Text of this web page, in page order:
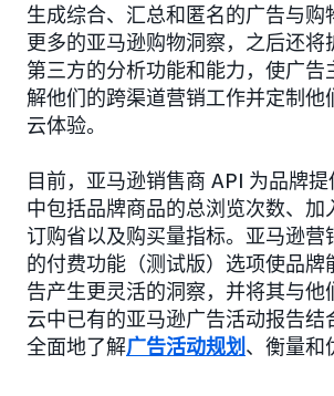
生成综合、汇总和匿名的广告与购
更多的亚马逊购物洞察，之后还将
第三方的分析功能和能力，使广告
解他们的跨渠道营销工作并定制他
云体验。
目前，亚马逊销售商 API 为品牌
中包括品牌商品的总浏览次数、加
订购省以及购买量指标。亚马逊营
的付费功能（测试版）选项使品牌
告产生更灵活的洞察，并将其与他
云中已有的亚马逊广告活动报告结
全面地了解广告活动规划 、衡量和